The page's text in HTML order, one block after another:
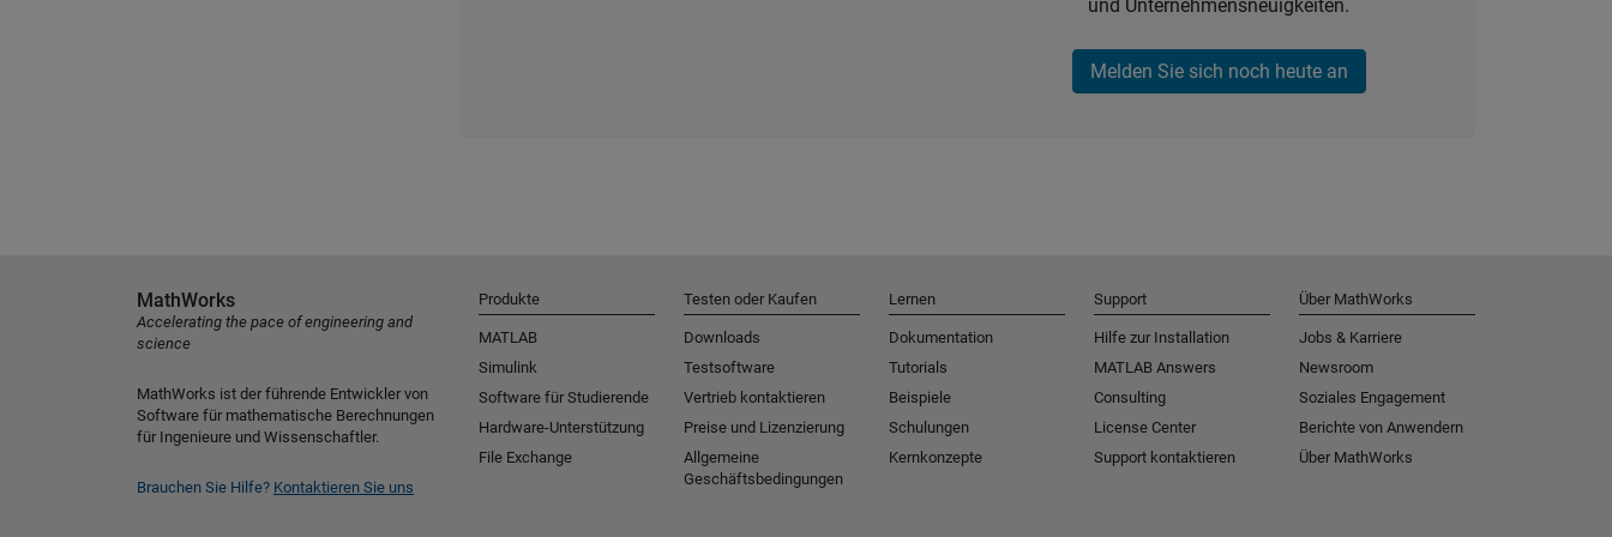
und Unternehmensneuigkeiten.
Melden Sie sich noch heute an
MathWorks
Accelerating the pace of engineering and
science
MathWorks ist der führende Entwickler von
Software für mathematische Berechnungen
für Ingenieure und Wissenschaftler.
Brauchen Sie Hilfe? Kontaktieren Sie uns
Produkte
MATLAB
Simulink
Software für Studierende
Hardware-Unterstützung
File Exchange
Testen oder Kaufen
Downloads
Testsoftware
Vertrieb kontaktieren
Preise und Lizenzierung
Allgemeine
Geschäftsbedingungen
Lernen
Dokumentation
Tutorials
Beispiele
Schulungen
Kernkonzepte
Support
Hilfe zur Installation
MATLAB Answers
Consulting
License Center
Support kontaktieren
Über MathWorks
Jobs & Karriere
Newsroom
Soziales Engagement
Berichte von Anwendern
Über MathWorks